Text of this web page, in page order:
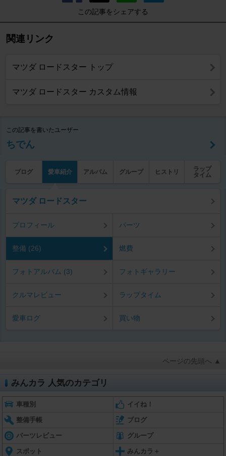
この記事をシェアする
関連リンク
マツダ ロードスター トップ
マツダ ロードスター カスタム情報
この記事を書いたユーザー
ちでん
ブログ 愛車紹介 アルバム グループ ヒストリ
ラップ
タイム
マツダ ロードスター
プロフィール パーツ
整備 (26) 燃費
フォトアルバム (3) フォトギャラリー
クルマレビュー ラップタイム
愛車ログ 買い物
ページの先頭へ ▲
みんカラ 人気のカテゴリ
車種別 イイね！
整備手帳 ブログ
パーツレビュー グループ
スポット みんカラ＋